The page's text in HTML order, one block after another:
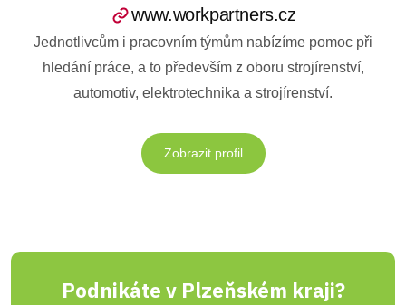
www.workpartners.cz
Jednotlivcům i pracovním týmům nabízíme pomoc při
hledání práce, a to především z oboru strojírenství,
automotiv, elektrotechnika a strojírenství.
Zobrazit profil
Podnikáte v Plzeňském kraji?